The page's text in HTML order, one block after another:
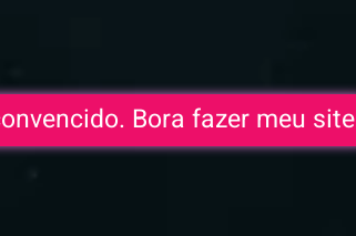
Bora fazer meu site